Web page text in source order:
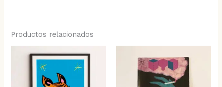
Productos relacionados